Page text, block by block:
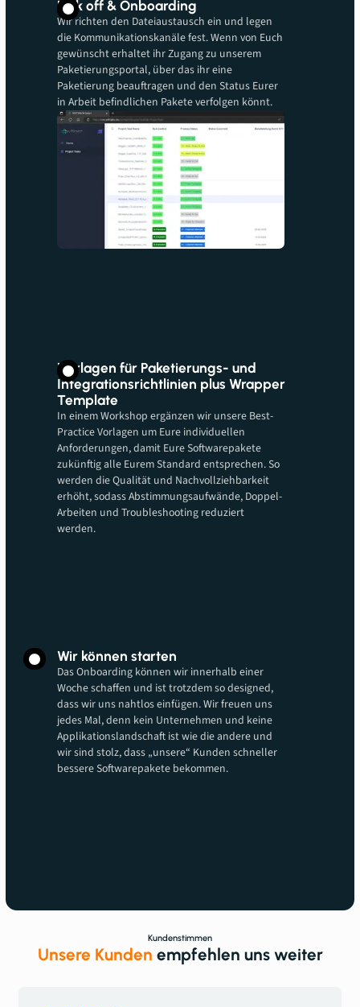
Kick off & Onboarding
Wir richten den Dateiaustausch ein und legen
die Kommunikationskanäle fest. Wenn von Euch
gewünscht erhaltet ihr Zugang zu unserem
Paketierungsportal, über das ihr eine
Paketierung beauftragen und den Status Eurer
in Arbeit befindlichen Pakete verfolgen könnt.
Vorlagen für Paketierungs- und
Integrationsrichtlinien plus Wrapper
Template
In einem Workshop ergänzen wir unsere Best-
Practice Vorlagen um Eure individuellen
Anforderungen, damit Eure Softwarepakete
zukünftig alle Eurem Standard entsprechen. So
werden die Qualität und Nachvollziehbarkeit
erhöht, sodass Abstimmungsaufwände, Doppel-
Arbeiten und Troubleshooting reduziert
werden.
Wir können starten
Das Onboarding können wir innerhalb einer
Woche schaffen und ist trotzdem so designed,
dass wir uns nahtlos einfügen. Wir freuen uns
jedes Mal, denn kein Unternehmen und keine
Applikationslandschaft ist wie die andere und
wir sind stolz, dass „unsere“ Kunden schneller
bessere Softwarepakete bekommen.
Kundenstimmen
Unsere Kunden empfehlen uns weiter